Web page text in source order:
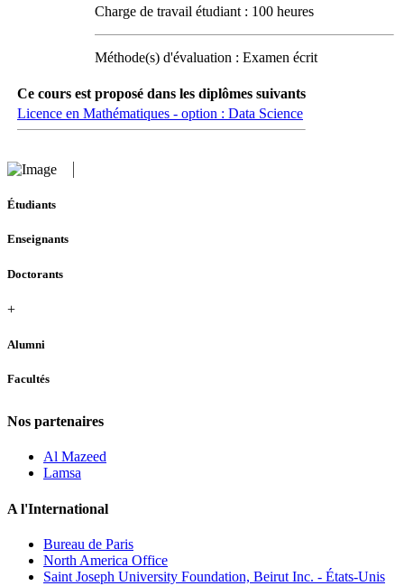
Charge de travail étudiant : 100 heures
Méthode(s) d'évaluation : Examen écrit
Ce cours est proposé dans les diplômes suivants
Licence en Mathématiques - option : Data Science
Étudiants
Enseignants
Doctorants
+
Alumni
Facultés
Nos partenaires
Al Mazeed
Lamsa
A l'International
Bureau de Paris
North America Office
Saint Joseph University Foundation, Beirut Inc. - États-Unis